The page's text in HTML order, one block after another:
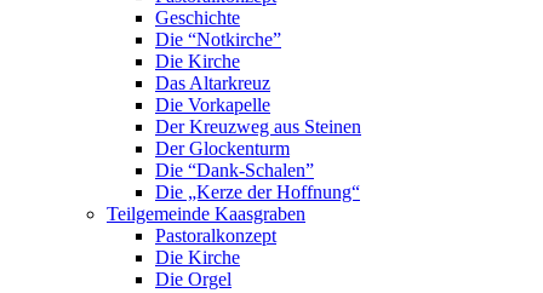
Geschichte
Die “Notkirche”
Die Kirche
Das Altarkreuz
Die Vorkapelle
Der Kreuzweg aus Steinen
Der Glockenturm
Die “Dank-Schalen”
Die „Kerze der Hoffnung“
Teilgemeinde Kaasgraben
Pastoralkonzept
Die Kirche
Die Orgel